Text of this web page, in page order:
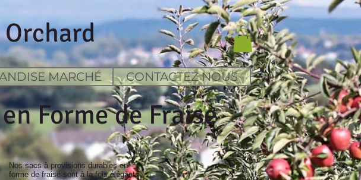
MARCHÉ CONTACTEZ NOUS
Forme de Fraise
Nos sacs à provisions durables en
forme de fraise sont à la fois élégants